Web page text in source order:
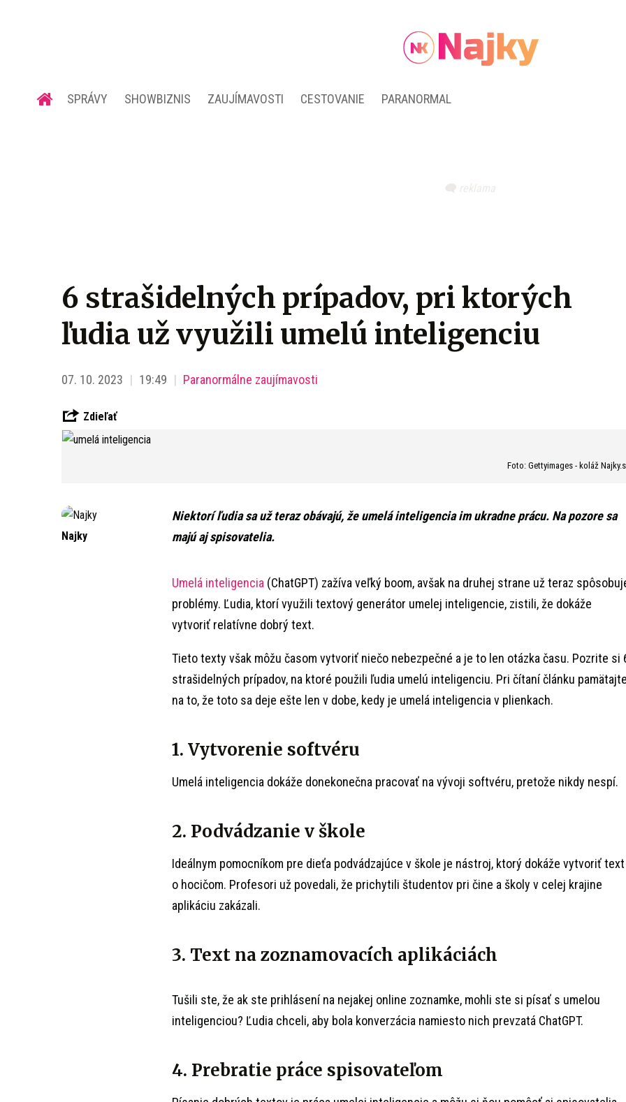
SPRÁVY SHOWBIZNIS ZAUJÍMAVOSTI CESTOVANIE PARANORMAL
6 strašidelných prípadov, pri ktorých
ľudia už využili umelú inteligenciu
07. 10. 2023 19:49 Paranormálne zaujímavosti
Zdieľať
Foto: Gettyimages - koláž
Najky
Niektorí ľudia sa už teraz obávajú, že umelá inteligencia im ukradne prácu. Na pozore sa
majú aj spisovatelia.
Umelá inteligencia (ChatGPT) zažíva veľký boom, avšak na druhej strane už teraz
problémy. Ľudia, ktorí využili textový generátor umelej inteligencie, zistili, že dokáže
vytvoriť relatívne dobrý text.
Tieto texty však môžu časom vytvoriť niečo nebezpečné a je to len otázka času. Pozrite si
strašidelných prípadov, na ktoré použili ľudia umelú inteligenciu. Pri čítaní článku
na to, že toto sa deje ešte len v dobe, kedy je umelá inteligencia v plienkach.
1. Vytvorenie softvéru
Umelá inteligencia dokáže donekonečna pracovať na vývoji softvéru, pretože nikdy nespí.
2. Podvádzanie v škole
Ideálnym pomocníkom pre dieťa podvádzajúce v škole je nástroj, ktorý dokáže vytvoriť text
o hocičom. Profesori už povedali, že prichytili študentov pri čine a školy v celej krajine
aplikáciu zakázali.
3. Text na zoznamovacích aplikáciách
Tušili ste, že ak ste prihlásení na nejakej online zoznamke, mohli ste si písať s umelou
inteligenciou? Ľudia chceli, aby bola konverzácia namiesto nich prevzatá ChatGPT.
4. Prebratie práce spisovateľom